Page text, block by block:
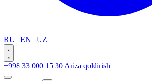
RU | EN | UZ
+998 33 000 15 30 Ariza qoldirish